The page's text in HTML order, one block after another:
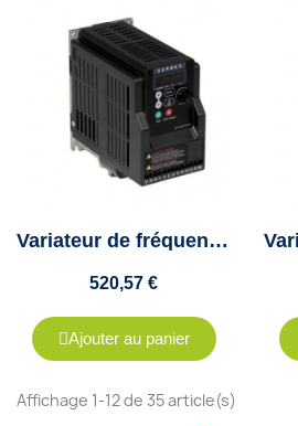
Variateur de fréquence Teco - 1.5Kw - triphasé - 3.8A - E510-402-H3F
520,57 €
Ajouter au panier
Affichage 1-12 de 35 article(s)